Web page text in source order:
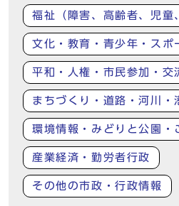
福祉（障害、高齢者、児童
文化・教育・青少年・スポ
平和・人権・市民参加・交
まちづくり・道路・河川・
環境情報・みどりと公園・
産業経済・勤労者行政
その他の市政・行政情報